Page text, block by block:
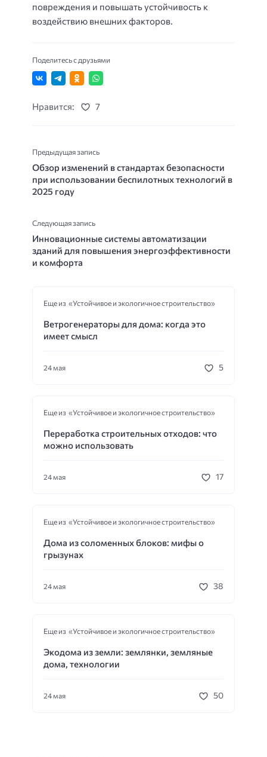
повреждения и повышать устойчивость к
воздействию внешних факторов.
Поделитесь с друзьями
Нравится: 7
Предыдущая запись
Обзор изменений в стандартах безопасности
при использовании беспилотных технологий в
2025 году
Следующая запись
Инновационные системы автоматизации
зданий для повышения энергоэффективности
и комфорта
Еще из «Устойчивое и экологичное строительство»
Ветрогенераторы для дома: когда это
имеет смысл
24 мая 5
Еще из «Устойчивое и экологичное строительство»
Переработка строительных отходов: что
можно использовать
24 мая 17
Еще из «Устойчивое и экологичное строительство»
Дома из соломенных блоков: мифы о
грызунах
24 мая 38
Еще из «Устойчивое и экологичное строительство»
Экодома из земли: землянки, земляные
дома, технологии
24 мая 50